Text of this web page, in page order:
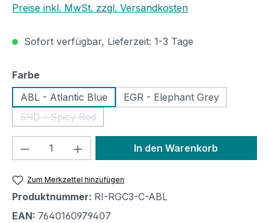
Preise inkl. MwSt. zzgl. Versandkosten
Sofort verfügbar, Lieferzeit: 1-3 Tage
Farbeauswählen
ABL - Atlantic Blue
EGR - Elephant Grey
SRD - Spicy Red
(Diese Option ist zurzeit nicht verfügbar.)
Produkt Anzahl: Gib denIn den Warenkorb
Zum Merkzettel hinzufügen
Produktnummer: RI-RGC3-C-ABL
EAN: 7640160979407